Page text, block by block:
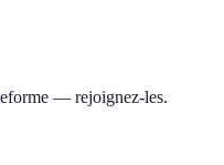
— rejoignez-les.